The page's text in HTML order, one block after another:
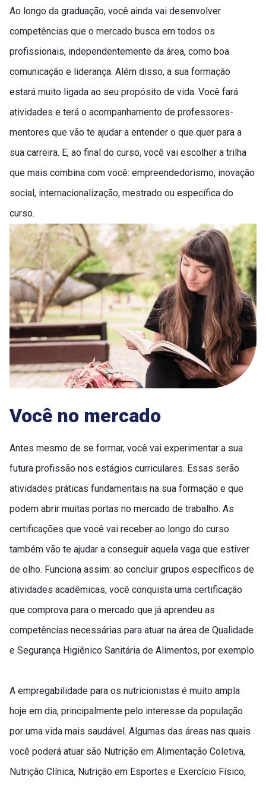
Ao longo da graduação, você ainda vai desenvolver
competências que o mercado busca em todos os
profissionais, independentemente da área, como boa
comunicação e liderança. Além disso, a sua formação
estará muito ligada ao seu propósito de vida. Você fará
atividades e terá o acompanhamento de professores-
mentores que vão te ajudar a entender o que quer para a
sua carreira. E, ao final do curso, você vai escolher a trilha
que mais combina com você: empreendedorismo, inovação
social, internacionalização, mestrado ou específica do
curso.
Você no mercado
Antes mesmo de se formar, você vai experimentar a sua
futura profissão nos estágios curriculares. Essas serão
atividades práticas fundamentais na sua formação e que
podem abrir muitas portas no mercado de trabalho. As
certificações que você vai receber ao longo do curso
também vão te ajudar a conseguir aquela vaga que estiver
de olho. Funciona assim: ao concluir grupos específicos de
atividades acadêmicas, você conquista uma certificação
que comprova para o mercado que já aprendeu as
competências necessárias para atuar na área de Qualidade
e Segurança Higiênico Sanitária de Alimentos, por exemplo.
A empregabilidade para os nutricionistas é muito ampla
hoje em dia, principalmente pelo interesse da população
por uma vida mais saudável. Algumas das áreas nas quais
você poderá atuar são Nutrição em Alimentação Coletiva,
Nutrição Clínica, Nutrição em Esportes e Exercício Físico,